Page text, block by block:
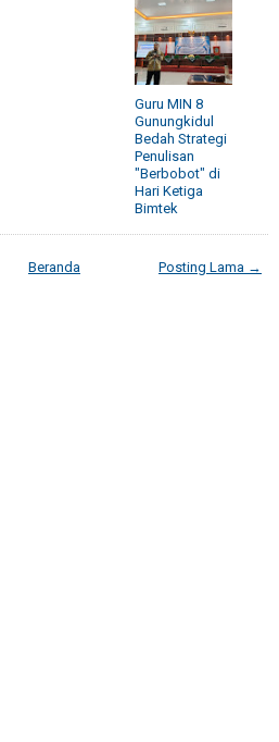
Guru MIN 8
Gunungkidul
Bedah Strategi
Penulisan
"Berbobot" di
Hari Ketiga
Bimtek
Posting Lama →
Beranda